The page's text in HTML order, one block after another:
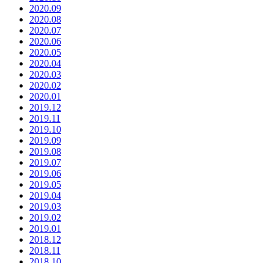
2020.09
2020.08
2020.07
2020.06
2020.05
2020.04
2020.03
2020.02
2020.01
2019.12
2019.11
2019.10
2019.09
2019.08
2019.07
2019.06
2019.05
2019.04
2019.03
2019.02
2019.01
2018.12
2018.11